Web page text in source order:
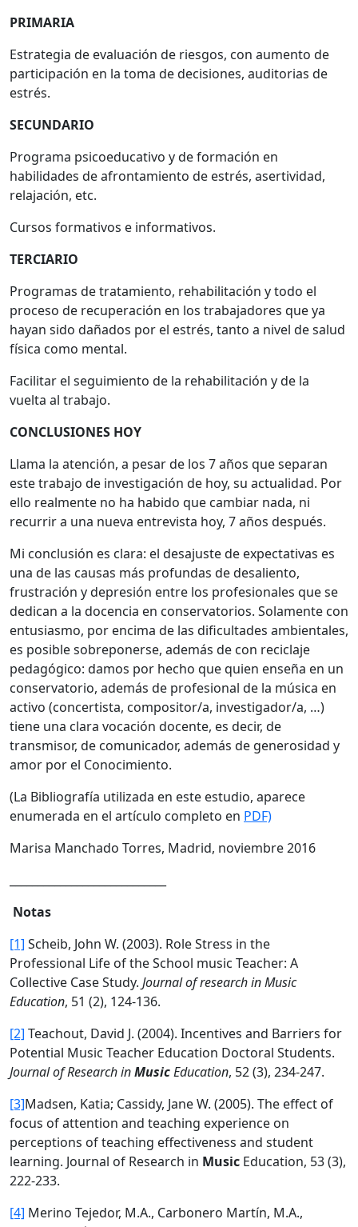
PRIMARIA
Estrategia de evaluación de riesgos, con aumento de
participación en la toma de decisiones, auditorias de
estrés.
SECUNDARIO
Programa psicoeducativo y de formación en
habilidades de afrontamiento de estrés, asertividad,
relajación, etc.
Cursos formativos e informativos.
TERCIARIO
Programas de tratamiento, rehabilitación y todo el
proceso de recuperación en los trabajadores que ya
hayan sido dañados por el estrés, tanto a nivel de salud
física como mental.
Facilitar el seguimiento de la rehabilitación y de la
vuelta al trabajo.
CONCLUSIONES HOY
Llama la atención, a pesar de los 7 años que separan
este trabajo de investigación de hoy, su actualidad. Por
ello realmente no ha habido que cambiar nada, ni
recurrir a una nueva entrevista hoy, 7 años después.
Mi conclusión es clara: el desajuste de expectativas es
una de las causas más profundas de desaliento,
frustración y depresión entre los profesionales que se
dedican a la docencia en conservatorios. Solamente con
entusiasmo, por encima de las dificultades ambientales,
es posible sobreponerse, además de con reciclaje
pedagógico: damos por hecho que quien enseña en un
conservatorio, además de profesional de la música en
activo (concertista, compositor/a, investigador/a, …)
tiene una clara vocación docente, es decir, de
transmisor, de comunicador, además de generosidad y
amor por el Conocimiento.
(La Bibliografía utilizada en este estudio, aparece
enumerada en el artículo completo en PDF)
Marisa Manchado Torres, Madrid, noviembre 2016
Notas
[1] Scheib, John W. (2003). Role Stress in the
Professional Life of the School music Teacher: A
Collective Case Study. Journal of research in Music
Education, 51 (2), 124-136.
[2] Teachout, David J. (2004). Incentives and Barriers for
Potential Music Teacher Education Doctoral Students.
Journal of Research inMusicEducation, 52 (3), 234-247.
[3]Madsen, Katia; Cassidy, Jane W. (2005). The effect of
focus of attention and teaching experience on
perceptions of teaching effectiveness and student
learning. Journal of Research in Music Education, 53 (3),
222-233.
[4] Merino Tejedor, M.A., Carbonero Martín, M.A.,